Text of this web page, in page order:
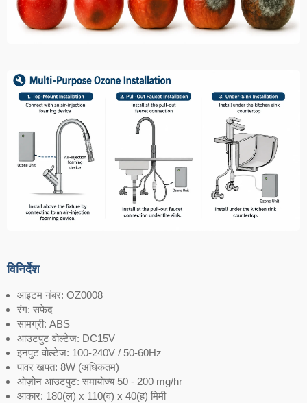
विनिर्देश
आइटम नंबर: OZ0008
रंग: सफेद
सामग्री: ABS
आउटपुट वोल्टेज: DC15V
इनपुट वोल्टेज: 100-240V / 50-60Hz
पावर खपत: 8W (अधिकतम)
ओज़ोन आउटपुट: समायोज्य 50 - 200 mg/hr
आकार: 180(ल) x 110(व) x 40(ह) मिमी